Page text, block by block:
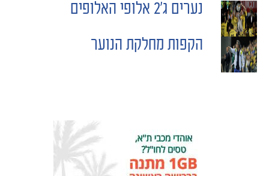
משחקים
ותוצאות
POST
NAVIGATION
נערים ג'2 אלופי האלופים
הקפות מחלקת הנוער